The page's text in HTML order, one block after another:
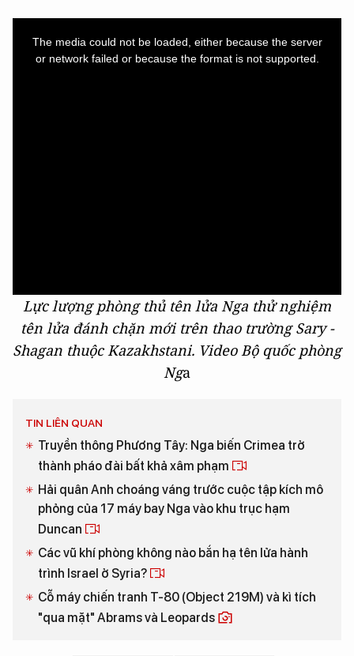
The media could not be loaded, either because the server
or network failed or because the format is not supported.
Lực lượng phòng thủ tên lửa Nga thử nghiệm
tên lửa đánh chặn mới trên thao trường Sary -
Shagan thuộc Kazakhstani. Video Bộ quốc phòng
Nga
TIN LIÊN QUAN
Truyền thông Phương Tây: Nga biến Crimea trở
thành pháo đài bất khả xâm phạm
Hải quân Anh choáng váng trước cuộc tập kích mô
phỏng của 17 máy bay Nga vào khu trục hạm
Duncan
Các vũ khí phòng không nào bắn hạ tên lửa hành
trình Israel ở Syria?
Cỗ máy chiến tranh T-80 (Object 219M) và kì tích
"qua mặt" Abrams và Leopards